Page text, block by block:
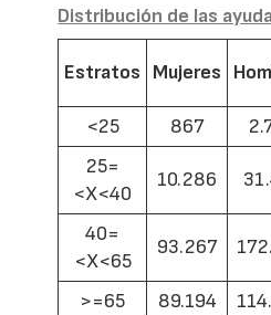
Distribución de las
Estratos Mujeres
<25
867
25=
<X<40
10.286
40=
<X<65
93.267
>=65 89.194